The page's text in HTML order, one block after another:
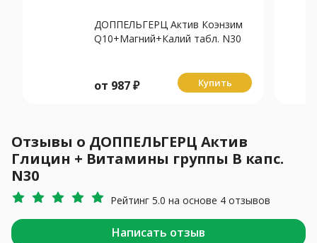
ДОППЕЛЬГЕРЦ Актив Коэнзим
Q10+Магний+Калий табл. N30
от 987₽ Купить
Отзывы о ДОППЕЛЬГЕРЦ Актив
Глицин + Витамины группы В капс.
N30
Рейтинг 5.0 на основе 4 отзывов
Написать отзыв